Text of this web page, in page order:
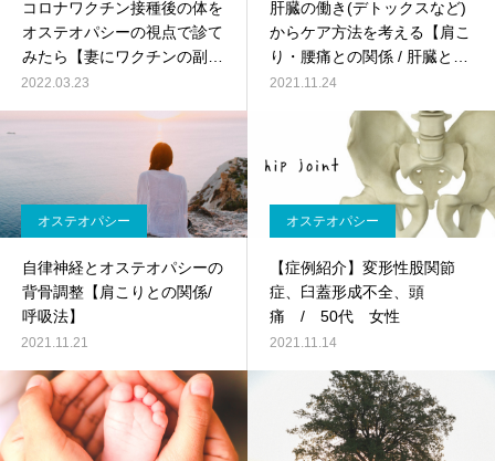
コロナワクチン接種後の体を
オステオパシーの視点で診て
みたら【妻にワクチンの副反
応が現れる / オステパシー施
2022.03.23
肝臓の働き(デトックスなど)
からケア方法を考える【肩こ
り・腰痛との関係 / 肝臓と怒
り / 内臓調整】
2021.11.24
オステオパシー
自律神経とオステオパシーの
背骨調整【肩こりとの関係/
呼吸法】
2021.11.21
オステオパシー
【症例紹介】変形性股関節
症、臼蓋形成不全、頭
痛 / 50代 女性
2021.11.14